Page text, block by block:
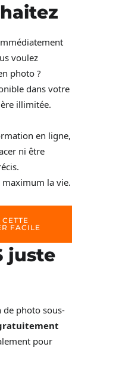
voulez
photo ?
dans votre
illimitée.
en ligne,
ni être
maximum la vie.
FACILE
juste
de photo sous-
pour